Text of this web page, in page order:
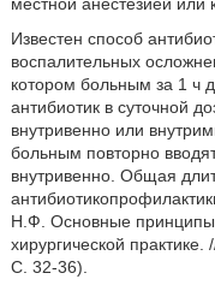
Известен способ
воспалительных
котором больным за 1 ч
антибиотик в суточной
внутривенно или
больным повторно
внутривенно. Общая
Н.Ф. Основные принципы
хирургической
С. 32-36).